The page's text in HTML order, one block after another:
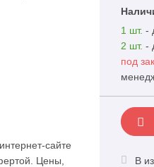
сайте
Цены,
1 шт. -
2 шт. -
под
В